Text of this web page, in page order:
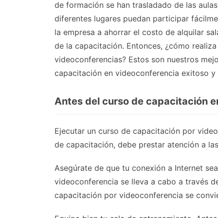
de formación se han trasladado de las
diferentes lugares puedan participar
la empresa a ahorrar el costo de alquilar
de la capacitación. Entonces, ¿cómo
videoconferencias? Estos son nuestros
capacitación en videoconferencia exitoso
Antes del curso de capacitación
Ejecutar un curso de capacitación por
de capacitación, debe prestar atención a
Asegúrate de que tu conexión a Internet
videoconferencia se lleva a cabo a través
capacitación por videoconferencia se